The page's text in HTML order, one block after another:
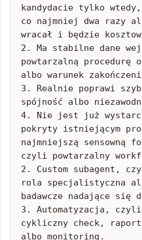
kandydacie tylko
co najmniej dwa razy
wracał i będzie
2. Ma stabilne dane
powtarzalną procedurę
albo warunek
3. Realnie poprawi
spójność albo
4. Nie jest już
pokryty istniejącym
najmniejszą sensowną
czyli powtarzalny
2. Custom subagent,
rola specjalistyczna
badawcze nadające się
3. Automatyzacja, czyli
cykliczny check,
albo monitoring.